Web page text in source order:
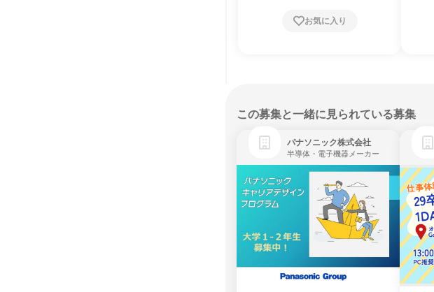
お気に入り
この募集と一緒に見られている募集
パナソニック株式会社
半導体・電子機器メーカー